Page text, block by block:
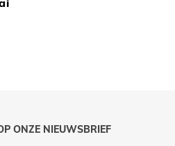
ONZE NIEUWSBRIEF